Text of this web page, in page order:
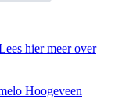
hier meer over
Hoogeveen